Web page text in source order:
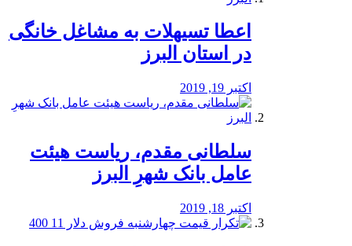
️اعطا تسیهلات به مشاغل خانگی
در استان البرز
اکتبر 19, 2019
سلطانی مقدم، ریاست هیئت
عامل بانک شهرِ البرز
اکتبر 18, 2019